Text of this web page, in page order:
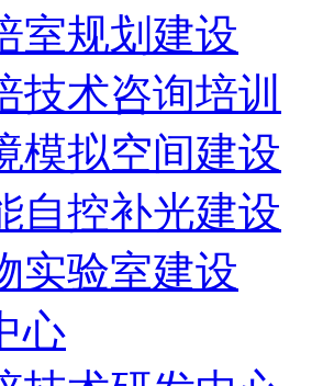
室规划建设
技术咨询培训
模拟空间建设
自控补光建设
实验室建设
心